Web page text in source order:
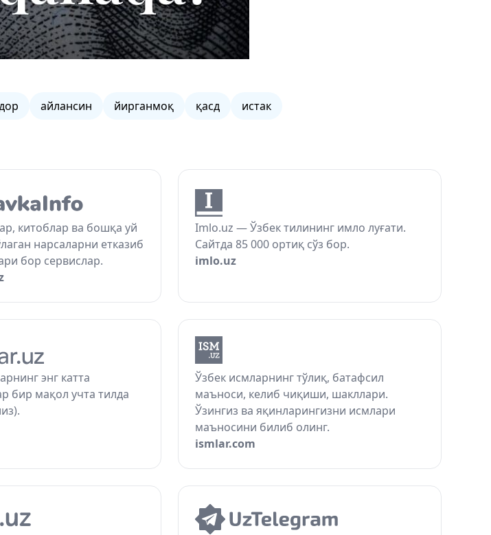
айлансин йирганмоқ қасд истак
китоблар ва бошқа уй
нарсаларни етказиб
бор сервислар.
Imlo.uz — Ўзбек тилининг имло луғати.
Сайтда 85 000 ортиқ сўз бор.
imlo.uz
энг катта
бир мақол учта тилда
Ўзбек исмларнинг тўлиқ, батафсил
маъноси, келиб чиқиши, шакллари.
Ўзингиз ва яқинларингизни исмлари
маъносини билиб олинг.
ismlar.com